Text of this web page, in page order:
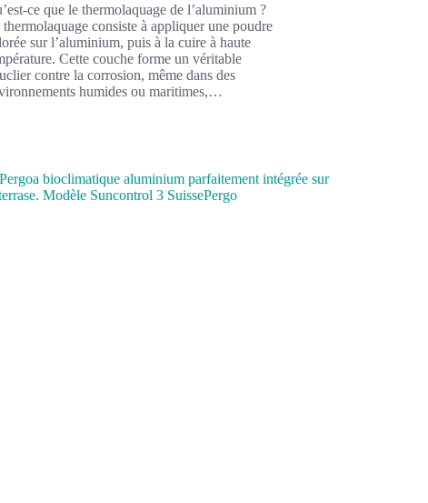
ce que le thermolaquage de l’aluminium ?
consiste à appliquer une poudre
sur l’aluminium, puis à la cuire à haute
Cette couche forme un véritable
contre la corrosion, même dans des
humides ou maritimes,…